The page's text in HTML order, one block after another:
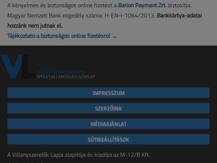
A kényelmes és biztonságos online fizetést a Barion Payment Zrt. biztosítja.
Magyar Nemzeti Bank engedély száma: H-EN-I-1064/2013. Bankkártya-adatai
hozzánk nem jutnak el.
Tájékoztató a biztonságos online fizetésről →
IMPRESSZUM
SZERZŐINK
MÉDIAAJÁNLAT
SÜTIBEÁLLÍTÁSOK
A Villanyszerelők Lapja alapítója és kiadója az M-12/B Kft.